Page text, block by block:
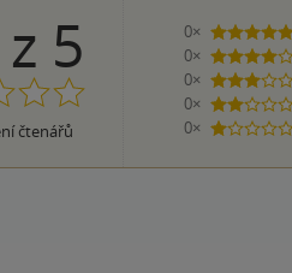
z 5
čtenářů
0×
0×
4
0×
3
0×
2
0×
1